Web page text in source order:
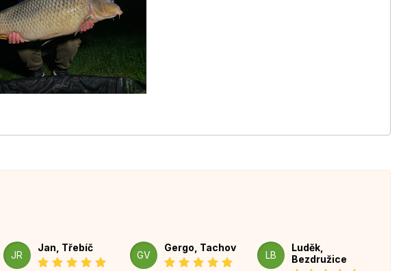
JR
Jan, Třebíč
GV
Gergo, Tachov
LB
Luděk,
Bezdružice